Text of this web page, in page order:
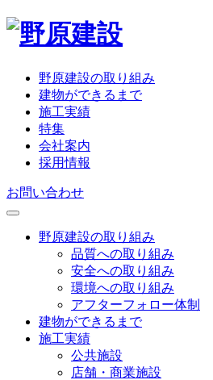
野原建設の取り組み
建物ができるまで
施工実績
特集
会社案内
採用情報
お問い合わせ
野原建設の取り組み
品質への取り組み
安全への取り組み
環境への取り組み
アフターフォロー体制
建物ができるまで
施工実績
公共施設
店舗・商業施設